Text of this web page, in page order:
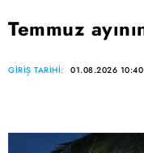
Temmuz
GİRİŞ TARİHİ: 01.08.2026 10:40